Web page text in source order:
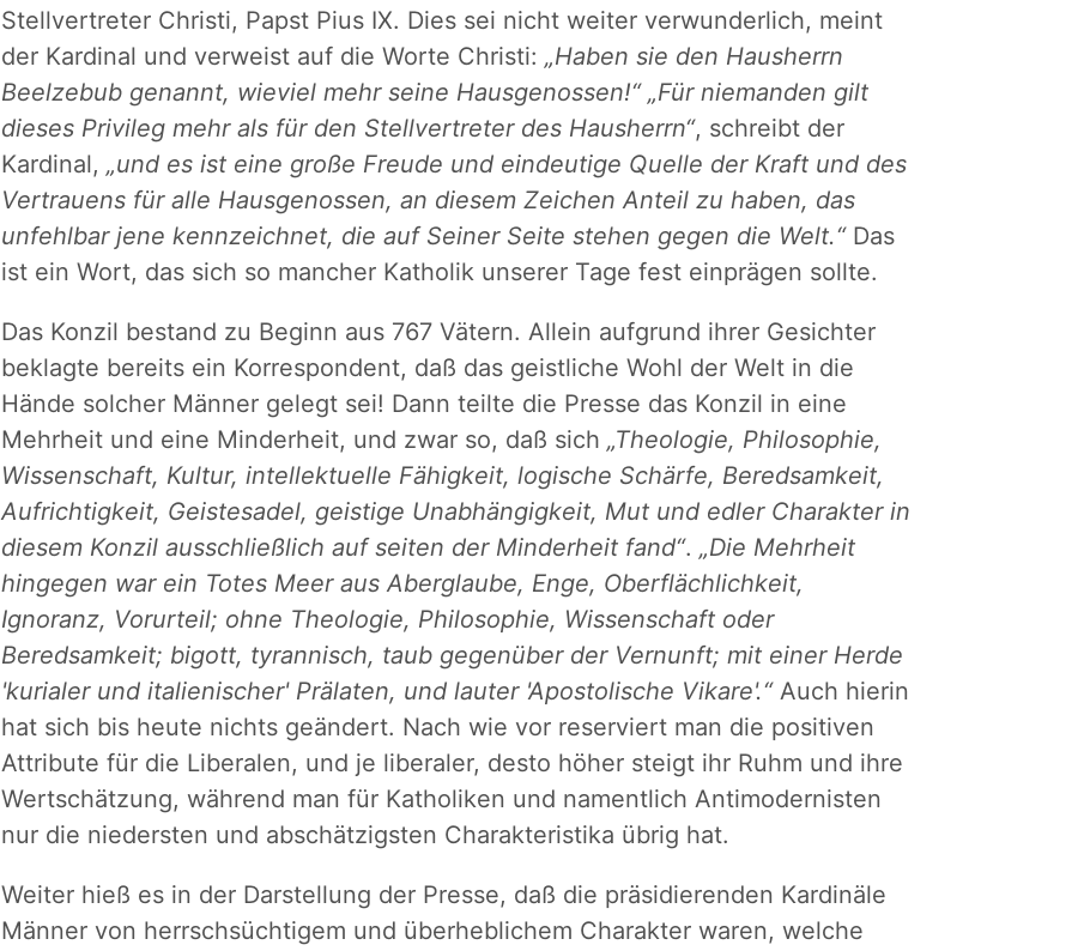
Stellvertreter Christi, Papst Pius IX. Dies sei nicht weiter verwunderlich, meint
der Kardinal und verweist auf die Worte Christi: „Haben sie den Hausherrn
Beelzebub genannt, wieviel mehr seine Hausgenossen!“ „Für niemanden gilt
dieses Privileg mehr als für den Stellvertreter des Hausherrn“, schreibt der
Kardinal, „und es ist eine große Freude und eindeutige Quelle der Kraft und des
Vertrauens für alle Hausgenossen, an diesem Zeichen Anteil zu haben, das
unfehlbar jene kennzeichnet, die auf Seiner Seite stehen gegen die Welt.“Das
ist ein Wort, das sich so mancher Katholik unserer Tage fest einprägen sollte.
Das Konzil bestand zu Beginn aus 767 Vätern. Allein aufgrund ihrer Gesichter
beklagte bereits ein Korrespondent, daß das geistliche Wohl der Welt in die
Hände solcher Männer gelegt sei! Dann teilte die Presse das Konzil in eine
Mehrheit und eine Minderheit, und zwar so, daß sich „Theologie, Philosophie,
Wissenschaft, Kultur, intellektuelle Fähigkeit, logische Schärfe, Beredsamkeit,
Aufrichtigkeit, Geistesadel, geistige Unabhängigkeit, Mut und edler Charakter in
diesem Konzil ausschließlich auf seiten der Minderheit fand“. „Die Mehrheit
hingegen war ein Totes Meer aus Aberglaube, Enge, Oberflächlichkeit,
Ignoranz, Vorurteil; ohne Theologie, Philosophie, Wissenschaft oder
Beredsamkeit; bigott, tyrannisch, taub gegenüber der Vernunft; mit einer Herde
'kurialer und italienischer' Prälaten, und lauter 'Apostolische Vikare'.“Auch hierin
hat sich bis heute nichts geändert. Nach wie vor reserviert man die positiven
Attribute für die Liberalen, und je liberaler, desto höher steigt ihr Ruhm und ihre
Wertschätzung, während man für Katholiken und namentlich Antimodernisten
nur die niedersten und abschätzigsten Charakteristika übrig hat.
Weiter hieß es in der Darstellung der Presse, daß die präsidierenden Kardinäle
Männer von herrschsüchtigem und überheblichem Charakter waren, welche